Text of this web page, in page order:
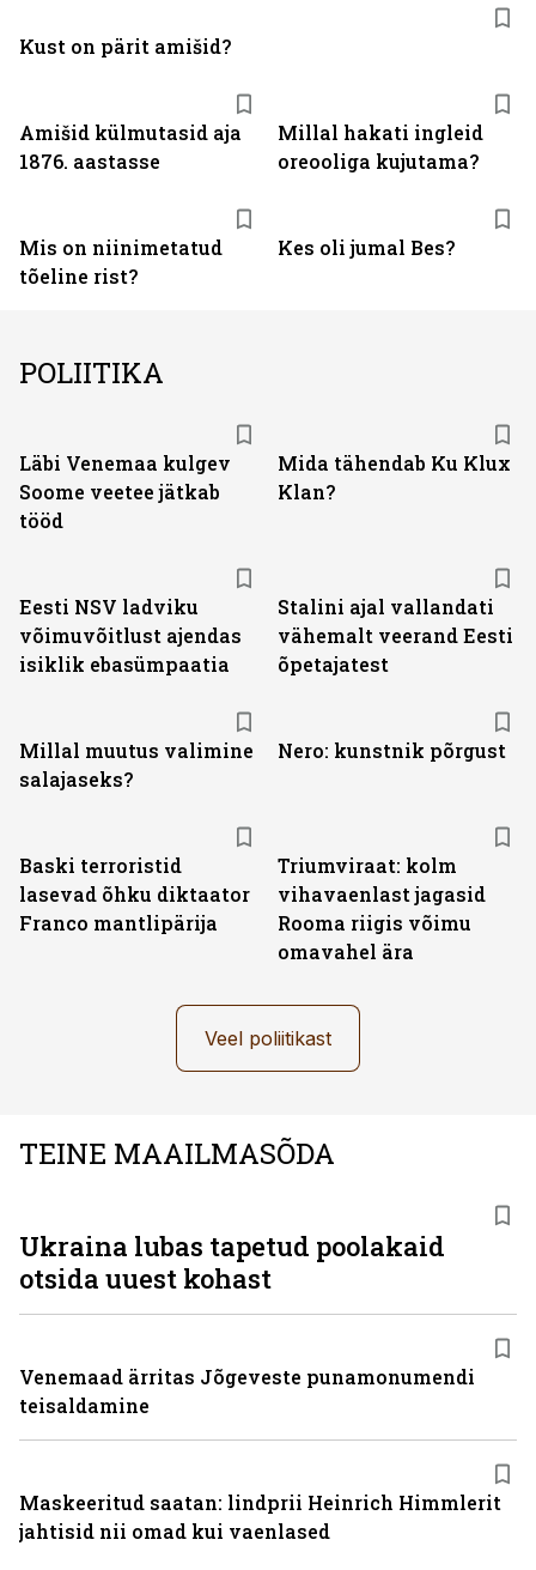
Amišid külmutasid aja
1876. aastasse
Millal hakati ingleid
oreooliga kujutama?
Mis on niinimetatud
tõeline rist?
Kes oli jumal Bes?
Kust on pärit amišid?
POLIITIKA
Läbi Venemaa kulgev
Soome veetee jätkab
tööd
Mida tähendab Ku Klux
Klan?
Eesti NSV ladviku
võimuvõitlust ajendas
isiklik ebasümpaatia
Stalini ajal vallandati
vähemalt veerand Eesti
õpetajatest
Millal muutus valimine
salajaseks?
Nero: kunstnik põrgust
Baski terroristid
lasevad õhku diktaator
Franco mantlipärija
Triumviraat: kolm
vihavaenlast jagasid
Rooma riigis võimu
omavahel ära
Veel poliitikast
TEINE MAAILMASÕDA
Ukraina lubas tapetud poolakaid
otsida uuest kohast
Venemaad ärritas Jõgeveste punamonumendi
teisaldamine
Maskeeritud saatan: lindprii Heinrich Himmlerit
jahtisid nii omad kui vaenlased